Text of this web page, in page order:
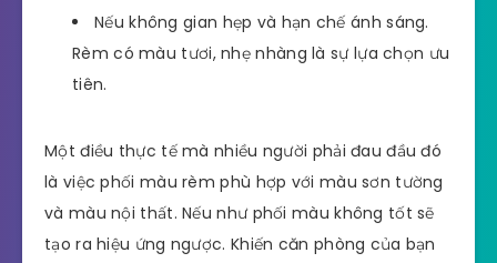
Nếu không gian hẹp và hạn chế ánh sáng.
Rèm có màu tươi, nhẹ nhàng là sự lựa chọn ưu
tiên.
Một điều thực tế mà nhiều người phải đau đầu đó
là việc phối màu rèm phù hợp với màu sơn tường
và màu nội thất. Nếu như phối màu không tốt sẽ
tạo ra hiệu ứng ngược. Khiến căn phòng của bạn